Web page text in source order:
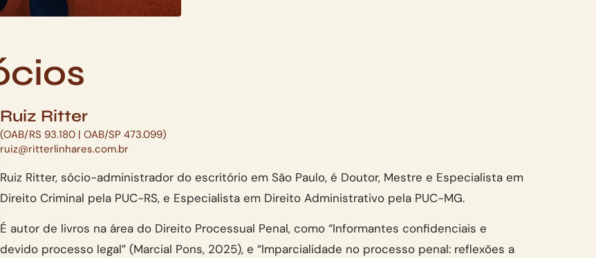
Ruiz Ritter
(OAB/RS 93.180 | OAB/SP 473.099)
ruiz@ritterlinhares.com.br
Ruiz Ritter, sócio-administrador do escritório em São Paulo, é Doutor, Mestre e Especialista em
Direito Criminal pela PUC-RS, e Especialista em Direito Administrativo pela PUC-MG.
É autor de livros na área do Direito Processual Penal, como “Informantes confidenciais e
devido processo legal” (Marcial Pons, 2025), e “Imparcialidade no processo penal: reflexões a